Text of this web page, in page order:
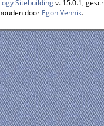
Sitebuildingv. 15.0.1,
door Egon Vennik.